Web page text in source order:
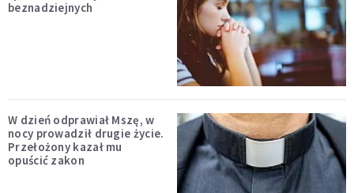
beznadziejnych
W dzień odprawiał Mszę, w
nocy prowadził drugie życie.
Przełożony kazał mu
opuścić zakon